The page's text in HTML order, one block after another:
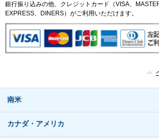
銀行振り込みの他、クレジットカード（VISA、
EXPRESS、DINERS）がご利用いただけます。
南米
カナダ・アメリカ